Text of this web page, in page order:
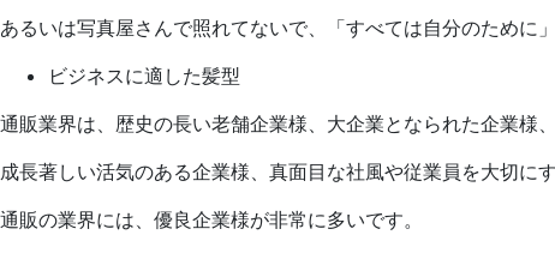
あるいは写真屋さんで照れてないで、「すべては自分のために
ビジネスに適した髪型
通販業界は、歴史の長い老舗企業様、大企業となられた企業様、
成長著しい活気のある企業様、真面目な社風や従業員を大切にす
通販の業界には、優良企業様が非常に多いです。